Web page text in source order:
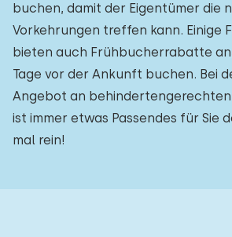
buchen, damit der Eigentümer die
Vorkehrungen treffen kann. Einige
bieten auch Frühbucherrabatte an,
Tage vor der Ankunft buchen. Bei
Angebot an
ist immer etwas Passendes für Sie
mal rein!